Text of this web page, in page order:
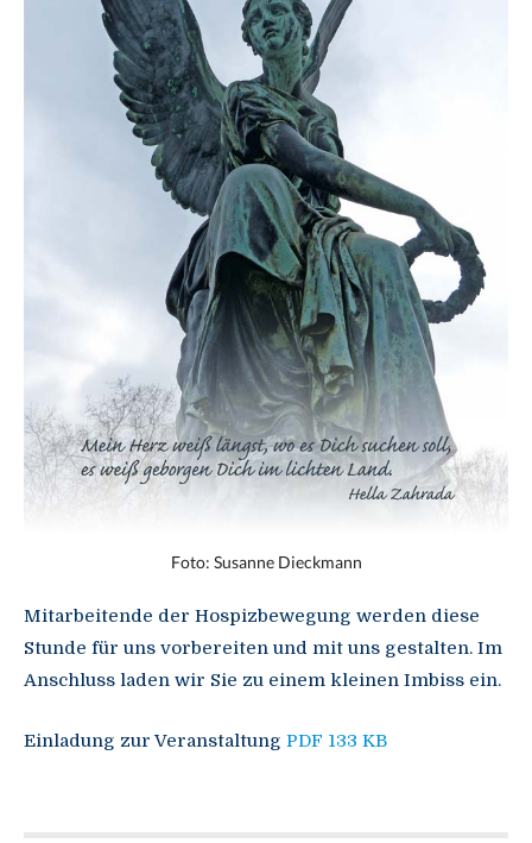
Foto: Susanne Dieckmann
Mitarbeitende der Hospizbewegung werden diese
Stunde für uns vorbereiten und mit uns gestalten. Im
Anschluss laden wir Sie zu einem kleinen Imbiss ein.
Einladung zur Veranstaltung PDF 133 KB